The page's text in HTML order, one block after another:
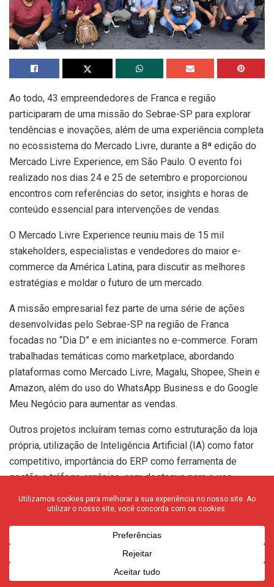
Ao todo, 43 empreendedores de Franca e região
participaram de uma missão do Sebrae-SP para explorar
tendências e inovações, além de uma experiência completa
no ecossistema do Mercado Livre, durante a 8ª edição do
Mercado Livre Experience, em São Paulo. O evento foi
realizado nos dias 24 e 25 de setembro e proporcionou
encontros com referências do setor, insights e horas de
conteúdo essencial para intervenções de vendas.
O Mercado Livre Experience reuniu mais de 15 mil
stakeholders, especialistas e vendedores do maior e-
commerce da América Latina, para discutir as melhores
estratégias e moldar o futuro de um mercado.
A missão empresarial fez parte de uma série de ações
desenvolvidas pelo Sebrae-SP na região de Franca
focadas no “Dia D” e em iniciantes no e-commerce. Foram
trabalhadas temáticas como marketplace, abordando
plataformas como Mercado Livre, Magalu, Shopee, Shein e
Amazon, além do uso do WhatsApp Business e do Google
Meu Negócio para aumentar as vendas.
Outros projetos incluíram temas como estruturação da loja
própria, utilização de Inteligência Artificial (IA) como fator
competitivo, importância do ERP como ferramenta de
gestão e tráfego orgânico, com destaque para o uso
estratégico.
comentou sobre as parcerias e encontros promovidos pelo
escritório de Franca neste ano. “Além de todas as
temáticas realizadas neste ano, levamos, em parceria com
o Sebrae Nacional, alguns empresários para exporem e